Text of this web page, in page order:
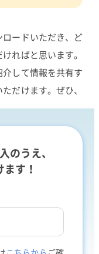
ードいただき、ど
ればと思います。
して情報を共有す
だけます。ぜひ、
のうえ、
す！